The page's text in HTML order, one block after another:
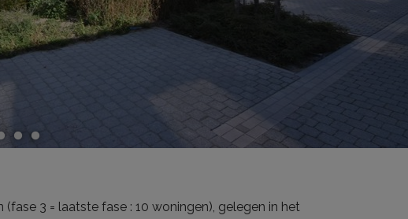
3 = laatste fase : 10 woningen), gelegen in het